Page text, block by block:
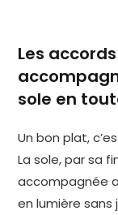
Les
sole en
Un bon plat,
La sole, par sa
accompagnée
en lumière sans